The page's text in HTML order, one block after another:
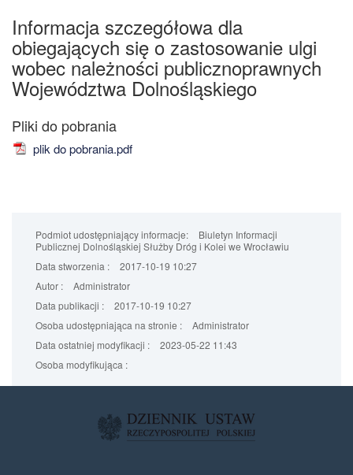
Informacja szczegółowa dla
obiegających się o zastosowanie ulgi
wobec należności publicznoprawnych
Województwa Dolnośląskiego
plik do pobrania.pdf
Podmiot udostępniający informacje:
Biuletyn Informacji
Publicznej Dolnośląskiej Służby Dróg i Kolei we Wrocławiu
Data stworzenia :
2017-10-19 10:27
Autor :
Administrator
Data publikacji :
2017-10-19 10:27
Osoba udostępniająca na stronie :
Administrator
Data ostatniej modyfikacji :
2023-05-22 11:43
Osoba modyfikująca :